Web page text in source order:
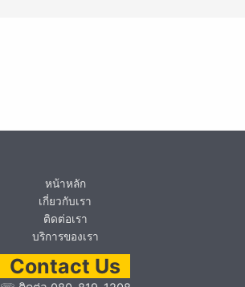
หน้าหลัก
เกี่ยวกับเรา
ติดต่อเรา
บริการของเรา
Contact Us